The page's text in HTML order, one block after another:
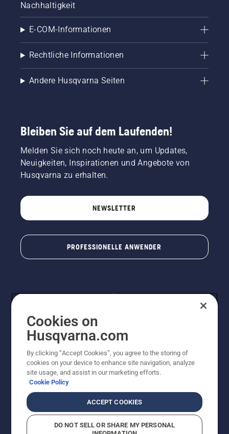
Nachhaltigkeit
E-COM-Informationen
Rechtliche Informationen
Andere Husqvarna Seiten
Bleiben Sie auf dem Laufenden!
Melden Sie sich noch heute an, um Updates,
Neuigkeiten, Inspirationen und Angebote von
Husqvarna zu erhalten.
NEWSLETTER
PROFESSIONELLE ANWENDER
© Husqvarna® AB (publ). Alle Rechte vorbehalten. Die
Preisangaben sind unverbindliche Preisempfehlungen
von Husqvarna Schweiz AG an den teilnehmenden
Fachhandel, Preise in CHF inklusive 8,1% MWST und
unverbindliche Preisempfehlungen (inkl. MwSt), es sei
denn sie sind für den direkten Kauf verfügbar.
Cookie-RichtlinieNutzungsbedingungen Datenschutzerklärung
Cookies on
Husqvarna.com
By clicking “Accept Cookies”, you agree to the storing of
cookies on your device to enhance site navigation, analyze
site usage, and assist in our marketing efforts.
Cookie Policy
ACCEPT COOKIES
DO NOT SELL OR SHARE MY PERSONAL